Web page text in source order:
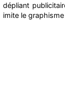
dépliant
imite le